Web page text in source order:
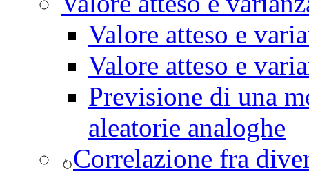
Valore atteso e
Valore atteso e
Previsione di una
aleatorie analoghe
Correlazione fra